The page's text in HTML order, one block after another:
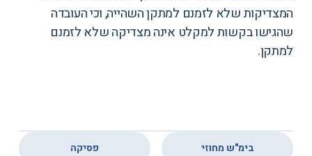
המצדיקות שלא לזמנם למתקן השהייה, וכי העובדה
שהגישו בקשות למקלט אינה מצדיקה שלא לזמנם
למתקן.
בימ"ש מחוזי פסיקה